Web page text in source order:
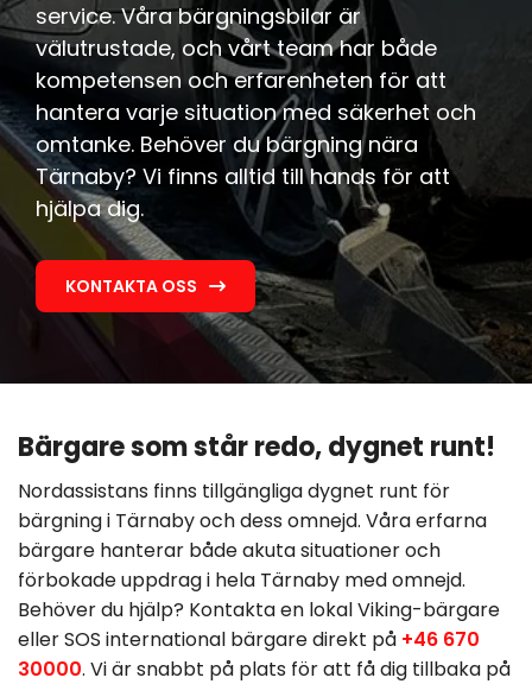
service. Våra bärgningsbilar är
välutrustade, och vårt team har både
kompetensen och erfarenheten för att
hantera varje situation med säkerhet och
omtanke. Behöver du bärgning nära
Tärnaby? Vi finns alltid till hands för att
hjälpa dig.
KONTAKTA OSS
Bärgare som står redo, dygnet runt!
Nordassistans finns tillgängliga dygnet runt för
bärgning i Tärnaby och dess omnejd. Våra erfarna
bärgare hanterar både akuta situationer och
förbokade uppdrag i hela Tärnaby med omnejd.
Behöver du hjälp? Kontakta en lokal Viking-bärgare
eller SOS international bärgare direkt på +46 670
30000. Vi är snabbt på plats för att få dig tillbaka på